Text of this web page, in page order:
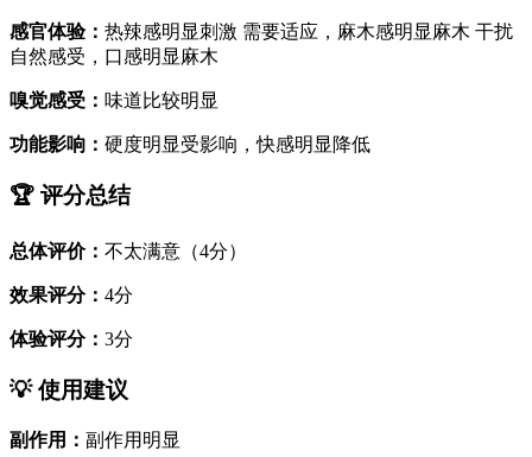
感官体验： 热辣感明显刺激 需要适应，麻木感明显麻木 干扰
自然感受，口感明显麻木
嗅觉感受： 味道比较明显
功能影响： 硬度明显受影响，快感明显降低
🏆 评分总结
总体评价： 不太满意（4分）
效果评分： 4分
体验评分： 3分
💡 使用建议
副作用： 副作用明显